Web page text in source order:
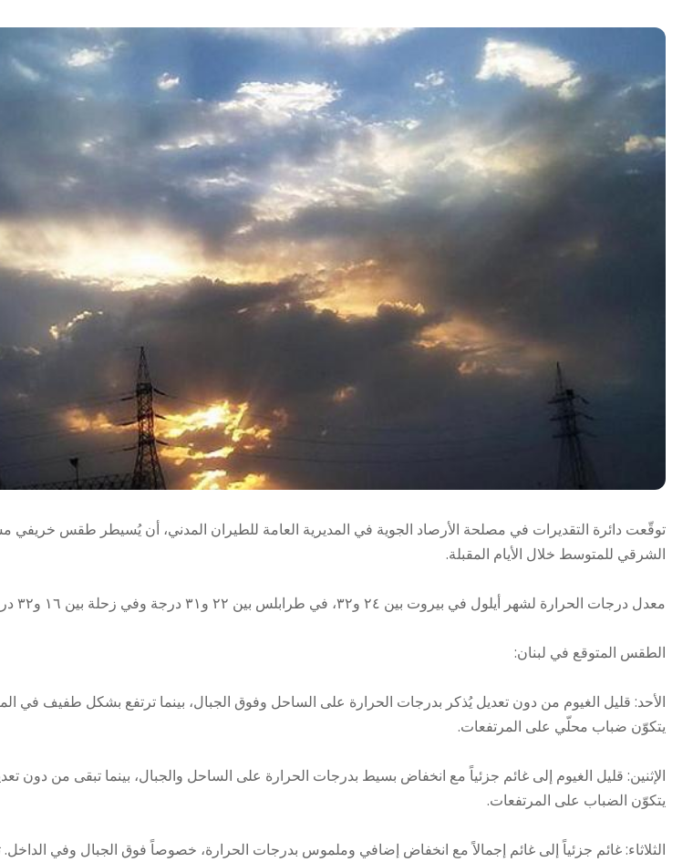
توقّعت دائرة التقديرات في مصلحة الأرصاد الجوية في المديرية العامة للطيران المدني، أن يُسيطر طقس خريفي
الشرقي للمتوسط خلال الأيام المقبلة.
معدل درجات الحرارة لشهر أيلول في بيروت بين ٢٤ و٣٢، في طرابلس بين ٢٢ و٣١ درجة وفي زحلة بين ١٦ و٣٢ درجة.
الطقس المتوقع في لبنان:
الأحد: قليل الغيوم من دون تعديل يُذكر بدرجات الحرارة على الساحل وفوق الجبال، بينما ترتفع بشكل طفيف في
يتكوّن ضباب محلّي على المرتفعات.
الإثنين: قليل الغيوم إلى غائم جزئياً مع انخفاض بسيط بدرجات الحرارة على الساحل والجبال، بينما تبقى من دون
يتكوّن الضباب على المرتفعات.
الثلاثاء: غائم جزئياً إلى غائم إجمالاً مع انخفاض إضافي وملموس بدرجات الحرارة، خصوصاً فوق الجبال وفي